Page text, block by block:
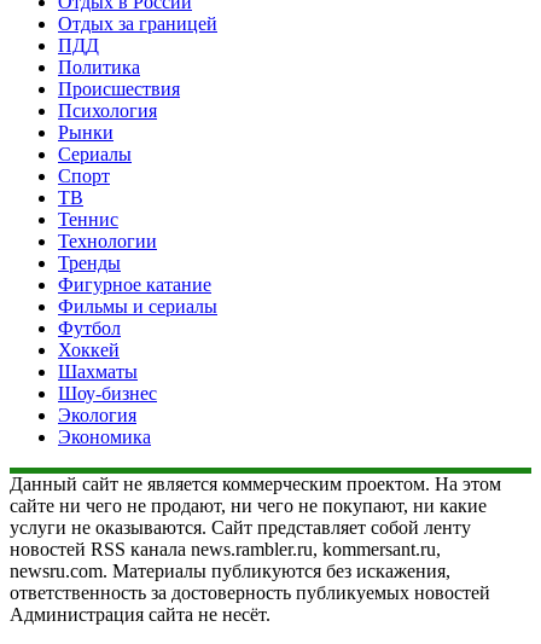
Отдых за границей
ПДД
Политика
Происшествия
Психология
Рынки
Сериалы
Спорт
ТВ
Теннис
Технологии
Тренды
Фигурное катание
Фильмы и сериалы
Футбол
Хоккей
Шахматы
Шоу-бизнес
Экология
Экономика
Данный сайт не является коммерческим проектом. На этом
сайте ни чего не продают, ни чего не покупают, ни какие
услуги не оказываются. Сайт представляет собой ленту
новостей RSS канала news.rambler.ru, kommersant.ru,
newsru.com. Материалы публикуются без искажения,
ответственность за достоверность публикуемых новостей
Администрация сайта не несёт.